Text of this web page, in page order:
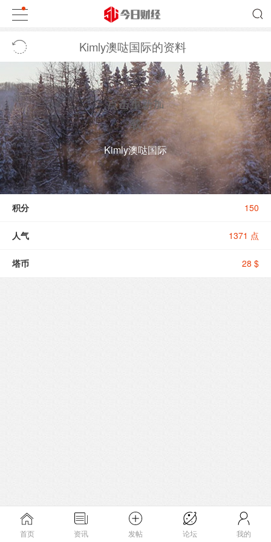
Kimly澳哒国际的资料
点击重新加
载
Kimly澳哒国际
150
积分
1371 点
人气
28 $
塔币
首页 资讯 发帖 论坛 我的